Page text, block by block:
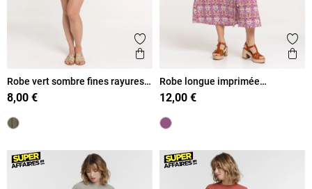
Ajouter aux favoris
Aperçu rapide
Robe vert sombre fines rayures
femme
8,00 €
Robe longue imprimée
boutonnée femme
12,00 €